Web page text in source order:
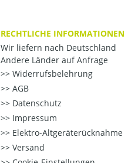
RECHTLICHE INFORMATIONEN
Wir liefern nach Deutschland
Andere Länder auf Anfrage
Widerrufsbelehrung
AGB
Datenschutz
Impressum
Elektro-Altgeräterücknahme
Versand